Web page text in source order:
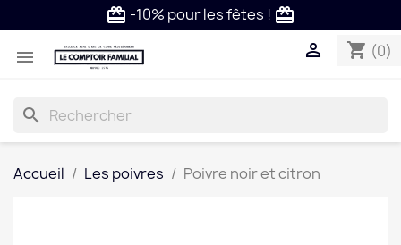
card_giftcard -10% pour les fêtes ! card_giftcard

shopping_cart (0)

search
Accueil Les poivres Poivre noir et citron